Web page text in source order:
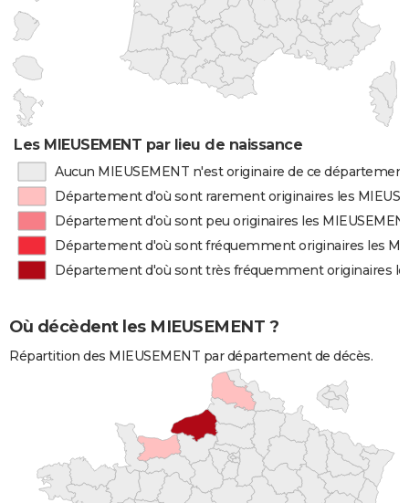
Les MIEUSEMENT par lieu de naissance
Aucun MIEUSEMENT n'est originaire de ce département
Département d'où sont rarement originaires les
Département d'où sont peu originaires les
Département d'où sont fréquemment originaires les
Département d'où sont très fréquemment originaires
Où décèdent les MIEUSEMENT ?
Répartition des MIEUSEMENT par département de décès.